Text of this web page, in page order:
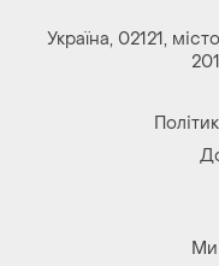
Україна, 02121,
Ми